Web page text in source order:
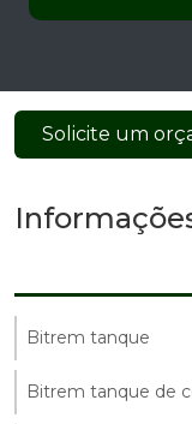
Solicite um
Bitrem tanque
Bitrem tanque de